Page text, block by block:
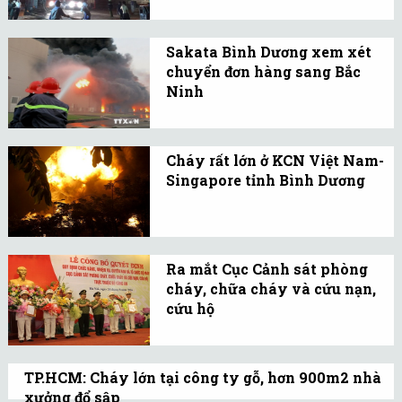
người và tài sản hiện
chưa được xác định.
Sakata Bình Dương xem xét
chuyển đơn hàng sang Bắc
Ninh
sách và phối hợp với
công ty bảo hiểm để xác
tài sản trong vụ cháy.
Cháy rất lớn ở KCN Việt Nam-
Singapore tỉnh Bình Dương
hàng loạt tiếng nổ vang
lên tại một Cty nằm trong
KCN Việt Nam -
Ra mắt Cục Cảnh sát phòng
cháy, chữa cháy và cứu nạn,
cứu hộ
thuộc Tổng cục Cảnh sát
TP.HCM: Cháy lớn tại công ty gỗ, hơn 900m2 nhà
xưởng đổ sập